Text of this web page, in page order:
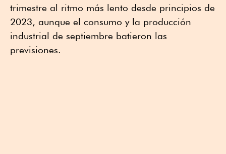
trimestre al ritmo más lento desde principios de
2023, aunque el consumo y la producción
industrial de septiembre batieron las
previsiones.